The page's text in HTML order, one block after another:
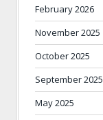
February 2026
November 2025
October 2025
September 2025
May 2025